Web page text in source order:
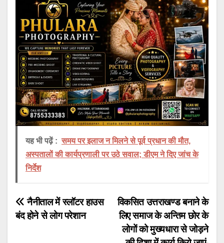
यह भी पढ़ें : समय पर इलाज न मिलने से पूर्व प्रधान की मौत,
अस्पतालों की कार्यप्रणाली पर उठे सवाल; डीएम ने दिए जांच के
निर्देश
Post
navigation
विकसित उत्तराखण्ड बनाने के
लिए समाज के अन्तिम छोर के
लोगों को मुख्यधारा से जोड़ने
नैनीताल में स्लॉटर हाउस
बंद होने से लोग परेशान